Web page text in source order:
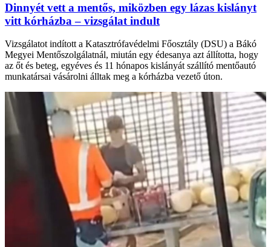
Dinnyét vett a mentős, miközben egy lázas kislányt
vitt kórházba – vizsgálat indult
Vizsgálatot indított a Katasztrófavédelmi Főosztály (DSU) a Bákó
Megyei Mentőszolgálatnál, miután egy édesanya azt állította, hogy
az őt és beteg, egyéves és 11 hónapos kislányát szállító mentőautó
munkatársai vásárolni álltak meg a kórházba vezető úton.